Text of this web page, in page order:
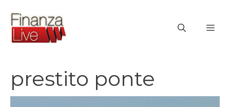
contenuto
prestito ponte